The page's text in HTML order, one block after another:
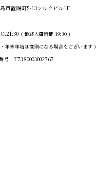
市置賜町5-13シルクビル1F
( 最終入店時間 19:30 )
年末年始は変則になる場合もございます )
号 T7380003002767